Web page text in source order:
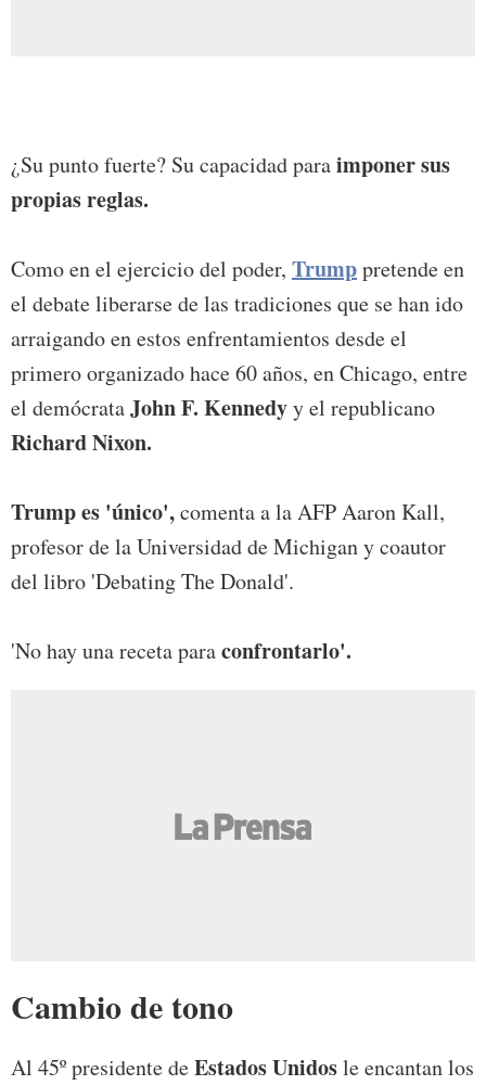
¿Su punto fuerte? Su capacidad paraimponer sus
propias reglas.
Como en el ejercicio del poder, Trumppretende en
el debate liberarse de las tradiciones que se han ido
arraigando en estos enfrentamientos desde el
primero organizado hace 60 años, en Chicago, entre
el demócrataJohn F. Kennedyy el republicano
Richard Nixon.
Trump es 'único',comenta a la AFP Aaron Kall,
profesor de la Universidad de Michigan y coautor
del libro 'Debating The Donald'.
'No hay una receta paraconfrontarlo'.
Cambio de tono
Al 45º presidente deEstados Unidosle encantan los